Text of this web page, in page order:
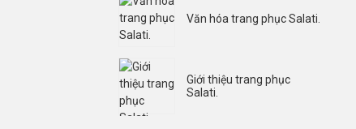
Văn hóa trang phục Salati.
Giới thiệu trang phục
Salati.